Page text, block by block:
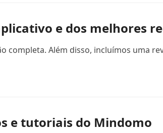
e dos melhores
Além disso, incluímos uma
e tutoriais do Mindomo